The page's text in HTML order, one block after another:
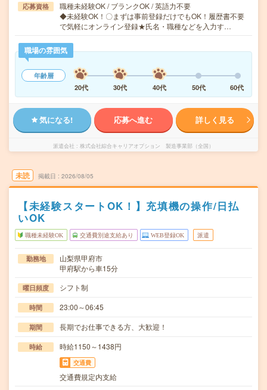
応募資格
職種未経験OK / ブランクOK / 英語力不要
◆未経験OK！〇まずは事前登録だけでもOK！履歴書不要
で気軽にオンライン登録★氏名・職種などを入力す…
職場の雰囲気
年齢層
20代
30代 40代 50代 60代
気になる! 応募へ進む 詳しく見る
派遣会社 株式会社綜合キャリアオプション 製造事業部（全国）
未読 掲載日 2026/08/05
【未経験スタートOK！】充填機の操作/日払
いOK
職種未経験OK 交通費別途支給あり WEB登録OK 派遣
勤務地
山梨県甲府市
甲府駅から車15分
曜日頻度 シフト制
時間 23:00～06:45
期間 長期でお仕事できる方、大歓迎！
時給 時給1150～1438円
交通費
交通費規定内支給